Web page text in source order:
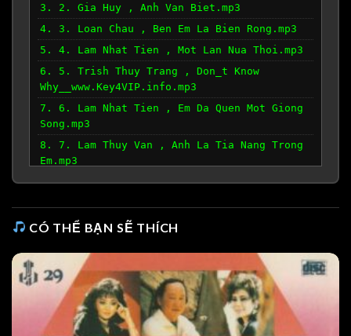
3. 2. Gia Huy , Anh Van Biet.mp3
4. 3. Loan Chau , Ben Em La Bien Rong.mp3
5. 4. Lam Nhat Tien , Mot Lan Nua Thoi.mp3
6. 5. Trish Thuy Trang , Don_t Know
Why__www.Key4VIP.info.mp3
7. 6. Lam Nhat Tien , Em Da Quen Mot Giong
Song.mp3
8. 7. Lam Thuy Van , Anh La Tia Nang Trong
Em.mp3
9. 8. Don Ho , Trai Tim Mua Dong.mp3
CÓ THỂ BẠN SẼ THÍCH